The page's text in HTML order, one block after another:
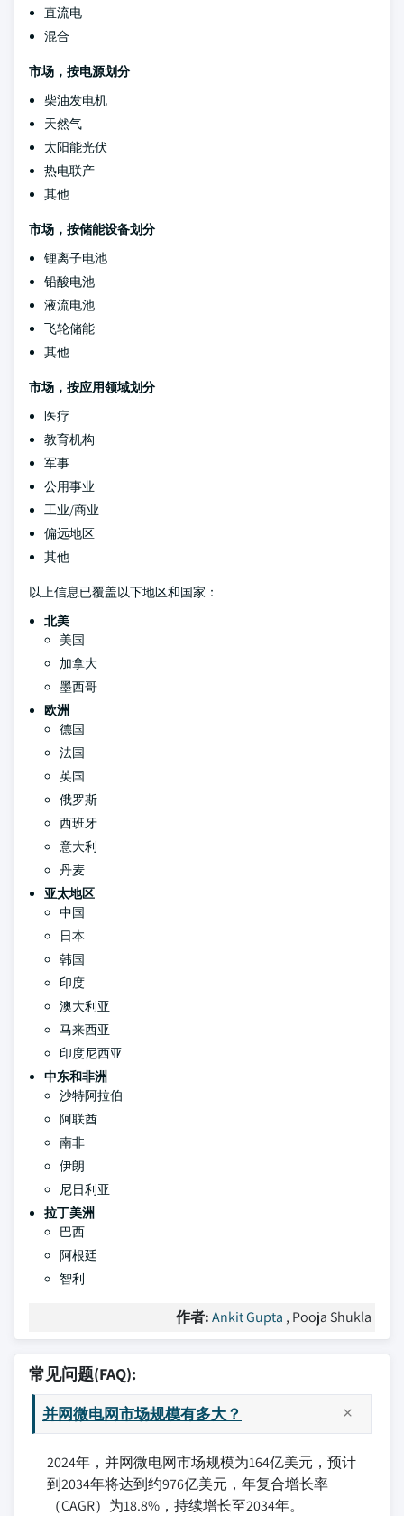
直流电
混合
市场，按电源划分
柴油发电机
天然气
太阳能光伏
热电联产
其他
市场，按储能设备划分
锂离子电池
铅酸电池
液流电池
飞轮储能
其他
市场，按应用领域划分
医疗
教育机构
军事
公用事业
工业/商业
偏远地区
其他
以上信息已覆盖以下地区和国家：
北美
美国
加拿大
墨西哥
欧洲
德国
法国
英国
俄罗斯
西班牙
意大利
丹麦
亚太地区
中国
日本
韩国
印度
澳大利亚
马来西亚
印度尼西亚
中东和非洲
沙特阿拉伯
阿联酋
南非
伊朗
尼日利亚
拉丁美洲
巴西
阿根廷
智利
作者:Ankit Gupta , Pooja Shukla
常见问题(FAQ):
并网微电网市场规模有多大？
2024年，并网微电网市场规模为164亿美元，预计
到2034年将达到约976亿美元，年复合增长率
（CAGR）为18.8%，持续增长至2034年。